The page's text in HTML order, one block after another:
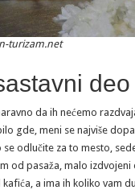
turizam.net
da ih nećemo
gde, meni se najviše
odlučite za to mesto,
od pasaža, malo izdvojeni
a ima ih koliko vam